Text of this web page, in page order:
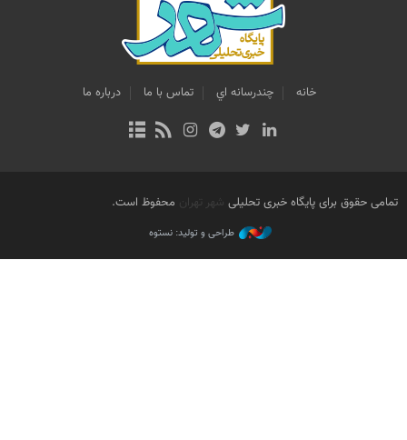
خانه چندرسانه اي تماس با ما درباره ما
تمامی حقوق برای پایگاه خبری تحلیلی شهر تهران محفوظ است.
طراحی و تولید: نستوه